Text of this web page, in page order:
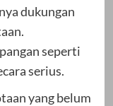
dukungan
seperti
serius.
yang belum